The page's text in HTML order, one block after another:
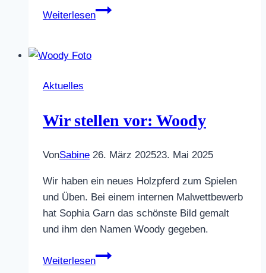
Weiterlesen
Vereinsmitarbeits-
Aktuelles
Wir stellen vor: Woody
VonSabine 26. März 202523. Mai 2025
Wir haben ein neues Holzpferd zum Spielen
und Üben. Bei einem internen Malwettbewerb
hat Sophia Garn das schönste Bild gemalt
und ihm den Namen Woody gegeben.
Weiterlesen
Wir